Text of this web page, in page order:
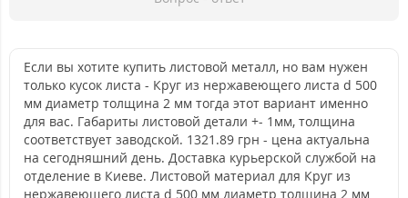
Если вы хотите купить листовой металл, но вам нужен
только кусок листа - Круг из нержавеющего листа d 500
мм диаметр толщина 2 мм тогда этот вариант именно
для вас. Габариты листовой детали +- 1мм, толщина
соответствует заводской. 1321.89 грн - цена актуальна
на сегодняшний день. Доставка курьерской службой на
отделение в Киеве. Листовой материал для Круг из
нержавеющего листа d 500 мм диаметр толщина 2 мм